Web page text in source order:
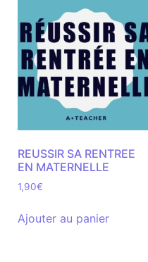
REUSSIR SA RENTREE
EN MATERNELLE
1,90€
Ajouter au panier